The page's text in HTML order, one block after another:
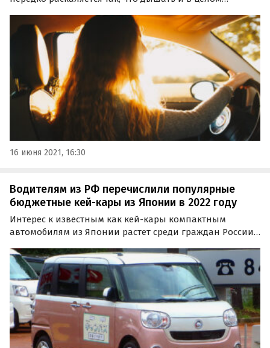
рулем» перечислил семь проверенных способов,
позволяющих быстро и эффективно охладить салон
даже в сильную жару.
16 июня 2021, 16:30
Водителям из РФ перечислили популярные
бюджетные кей-кары из Японии в 2022 году
Интерес к известным как кей-кары компактным
автомобилям из Японии растет среди граждан России.
маневренность и невысокий расход топлива.